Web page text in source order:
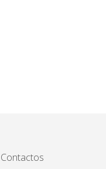
Contactos